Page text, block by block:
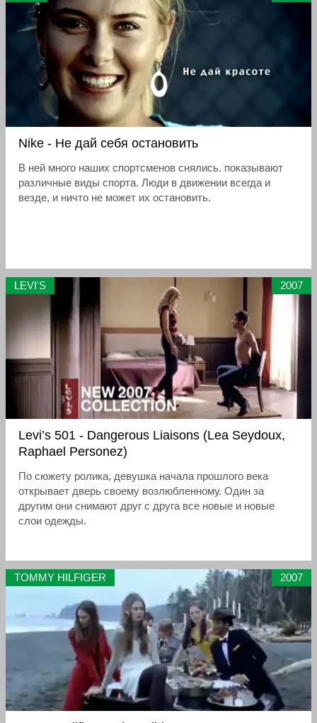
Nike - Не дай себя остановить
В ней много наших спортсменов снялись. показывают
различные виды спорта. Люди в движении всегда и
везде, и ничто не может их остановить.
LEVI'S 2007
Levi’s 501 - Dangerous Liaisons (Lea Seydoux,
Raphael Personez)
По сюжету ролика, девушка начала прошлого века
открывает дверь своему возлюбленному. Один за
другим они снимают друг с друга все новые и новые
слои одежды.
TOMMY HILFIGER 2007